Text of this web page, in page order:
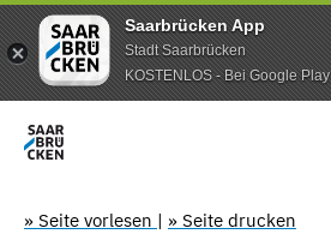
Saarbrücken App
Stadt Saarbrücken
KOSTENLOS - Bei Google Play
» Seite vorlesen | » Seite drucken